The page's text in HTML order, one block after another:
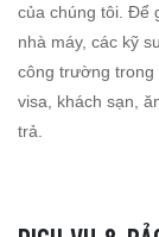
của chúng tôi. Để
nhà máy, các kỹ
công trường trong
visa, khách sạn,
trả.